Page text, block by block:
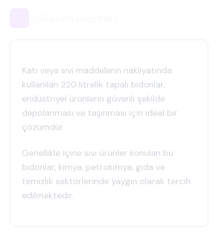
Katı veya sıvı maddelerin nakliyatında
kullanılan 220 litrelik tapalı bidonlar,
endüstriyel ürünlerin güvenli şekilde
depolanması ve taşınması için ideal bir
çözümdür.
Genellikle içine sıvı ürünler konulan bu
bidonlar, kimya, petrokimya, gıda ve
temizlik sektörlerinde yaygın olarak tercih
edilmektedir.